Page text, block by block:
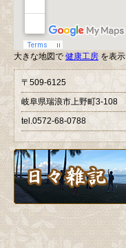
大きな地図で 健康工房 を表示
〒509-6125
岐阜県瑞浪市上野町3-108
tel.0572-68-0788